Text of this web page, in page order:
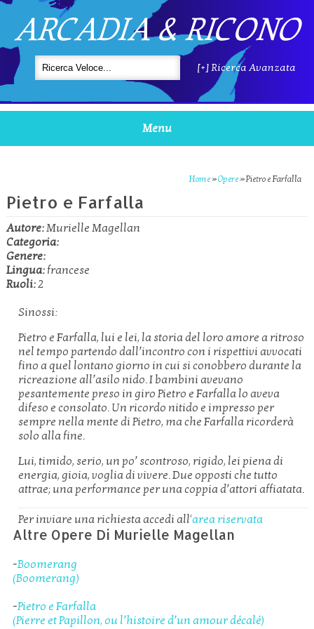
ARCADIA & RICONO
[+] Ricerca Avanzata
Menu
Home »Opere »Pietro e Farfalla
Pietro e Farfalla
Autore:Murielle Magellan
Categoria:
Genere:
Lingua:francese
Ruoli:2
Sinossi:
Pietro e Farfalla, lui e lei, la storia del loro amore a ritroso
nel tempo partendo dall’incontro con i rispettivi avvocati
fino a quel lontano giorno in cui si conobbero durante la
ricreazione all’asilo nido. I bambini avevano
pesantemente preso in giro Pietro e Farfalla lo aveva
difeso e consolato. Un ricordo nitido e impresso per
sempre nella mente di Pietro, ma che Farfalla ricorderà
solo alla fine.
Lui, timido, serio, un po’ scontroso, rigido, lei piena di
energia, gioia, voglia di vivere. Due opposti che tutto
attrae; una performance per una coppia d’attori affiatata.
Per inviare una richiesta accedi all'area riservata
Altre Opere Di Murielle Magellan
-Boomerang
(Boomerang)
-Pietro e Farfalla
(Pierre et Papillon, ou l’histoire d’un amour décalé)